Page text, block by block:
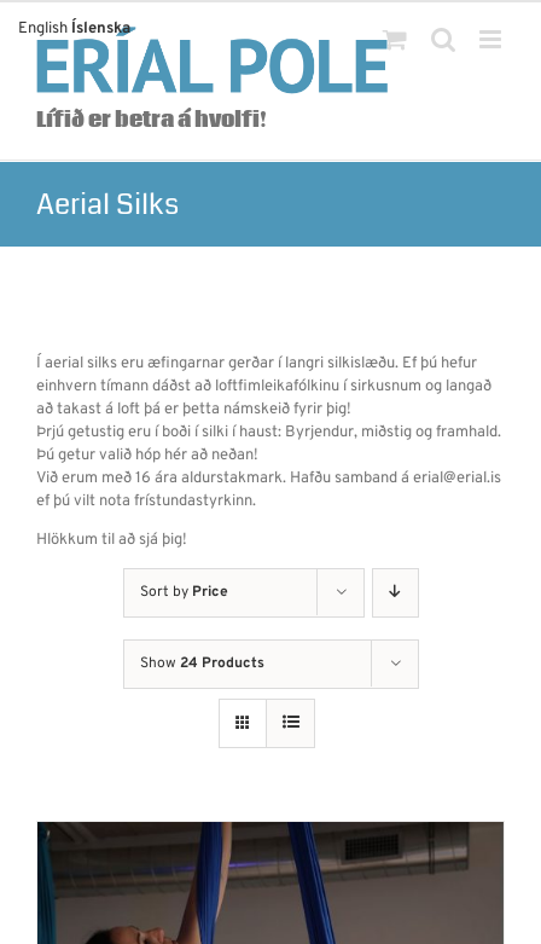
content
Lífið er betra á hvolfi!
Aerial Silks
Í aerial silks eru æfingarnar gerðar í langri silkislæðu. Ef þú hefur
einhvern tímann dáðst að loftfimleikafólkinu í sirkusnum og langað
að takast á loft þá er þetta námskeið fyrir þig!
Þrjú getustig eru í boði í silki í haust: Byrjendur, miðstig og framhald.
Þú getur valið hóp hér að neðan!
Við erum með 16 ára aldurstakmark. Hafðu samband á erial@erial.is
ef þú vilt nota frístundastyrkinn.
Hlökkum til að sjá þig!
Sort by Price
Show 24 Products
English Íslenska